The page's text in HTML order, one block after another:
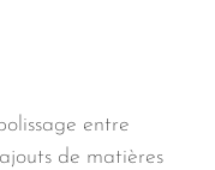
entre
de matières